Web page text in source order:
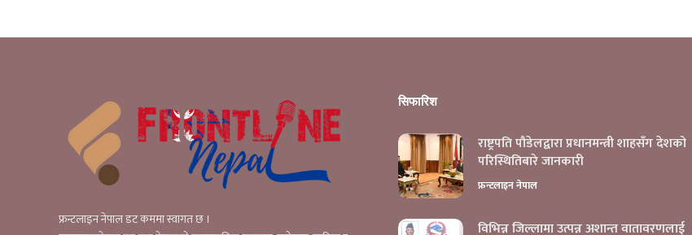
फ्रन्टलाइन नेपाल डट कममा स्वागत छ ।
सिफारिश
राष्ट्रपति पौडेलद्वारा प्रधानमन्त्री शाहसँग देशको
परिस्थितिबारे जानकारी
फ्रन्टलाइन नेपाल
विभिन्न जिल्लामा उत्पन्न अशान्त वातावरणलाई